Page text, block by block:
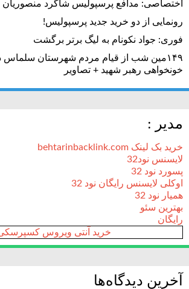
اختصاصی: مدافع پرسپولیس شاگرد
رونمایی از دو خرید جدید پرسپولیس!
فوری: جواد نکونام به لیگ برتر برگشت
۱۴۹مین شب از قیام مردم شهرستان سلماس
خونخواهی رهبر شهید + تصاویر
مدیر :
خرید بک لینک behtarinbacklink.com
لایسنس نود32
پسورد نود 32
اوکلی لایسنس رایگان نود 32
همیار نود 32
بهترین سئو
رایگان
خرید آنتی ویروس
آخرین دیدگاه‌ها